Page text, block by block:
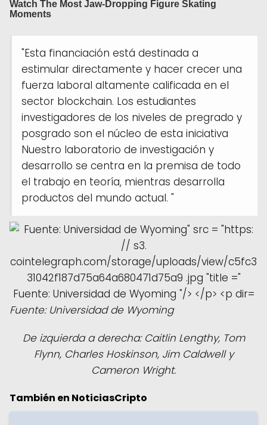
"Esta financiación está destinada a
estimular directamente y hacer crecer una
fuerza laboral altamente calificada en el
sector blockchain. Los estudiantes
investigadores de los niveles de pregrado y
posgrado son el núcleo de esta iniciativa
Nuestro laboratorio de investigación y
desarrollo se centra en la premisa de todo
el trabajo en teoría, mientras desarrolla
productos del mundo actual. "
Fuente: Universidad de Wyoming
De izquierda a derecha: Caitlin Lengthy, Tom
Flynn, Charles Hoskinson, Jim Caldwell y
Cameron Wright.
También en NoticiasCripto